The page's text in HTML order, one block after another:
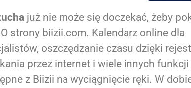
już nie może się doczekać, żeby
strony biizii.com. Kalendarz online dla
oszczędzanie czasu dzięki
przez internet i wiele innych funkcji
z Biizii na wyciągnięcie ręki. W